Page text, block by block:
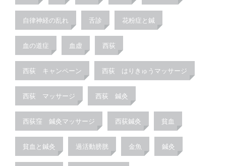
自律神経の乱れ 舌診 花粉症と鍼
血の道症 血虚 西荻
西荻 キャンペーン 西荻 はりきゅうマッサージ
西荻 マッサージ 西荻 鍼灸
西荻窪 鍼灸マッサージ 西荻鍼灸 貧血
貧血と鍼灸 過活動膀胱 金魚 鍼灸